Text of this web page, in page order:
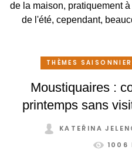
de la maison, pratiquement
de l'été, cependant,
qu'en un lieu agréable
de protection solaire
pouvez profiter de votre
THÈMES
Moustiquaires :
printemps sans
KATEŘINA
1006